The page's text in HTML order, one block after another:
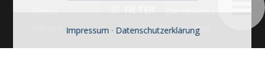
Impressum · Datenschutzerklärung
Presse
Rechtliche Hinweise
Cookies verwalten